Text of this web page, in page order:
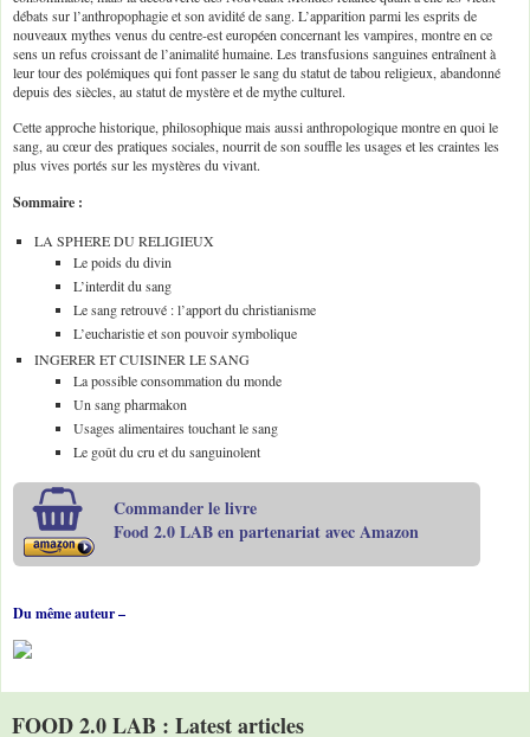
débats sur l’anthropophagie et son avidité de sang. L’apparition parmi les esprits de
nouveaux mythes venus du centre-est européen concernant les vampires, montre en ce
sens un refus croissant de l’animalité humaine. Les transfusions sanguines entraînent à
leur tour des polémiques qui font passer le sang du statut de tabou religieux, abandonné
depuis des siècles, au statut de mystère et de mythe culturel.
Cette approche historique, philosophique mais aussi anthropologique montre en quoi le
sang, au cœur des pratiques sociales, nourrit de son souffle les usages et les craintes les
plus vives portés sur les mystères du vivant.
Sommaire :
LA SPHERE DU RELIGIEUX
Le poids du divin
L’interdit du sang
Le sang retrouvé : l’apport du christianisme
L’eucharistie et son pouvoir symbolique
INGERER ET CUISINER LE SANG
La possible consommation du monde
Un sang pharmakon
Usages alimentaires touchant le sang
Le goût du cru et du sanguinolent
Commander le livre
Food 2.0 LAB en partenariat avec Amazon
Du même auteur –
FOOD 2.0 LAB : Latest articles